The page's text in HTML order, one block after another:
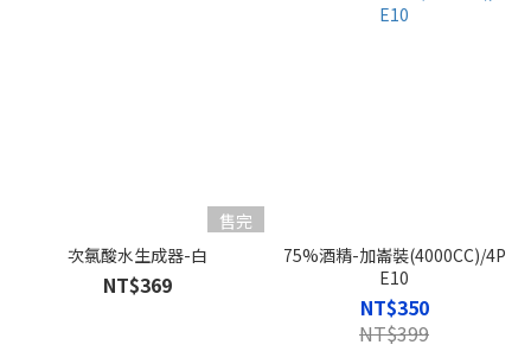
售完
次氯酸水生成器-白
NT$369
75%酒精-加崙裝(4000CC)/4P
E10
NT$350
NT$399